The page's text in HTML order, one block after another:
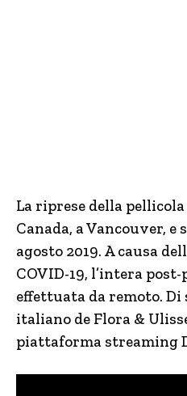
La riprese della
Canada, a Vancouver, e
agosto 2019. A causa
COVID-19, l’intera
effettuata da remoto.
italiano de Flora &
piattaforma streaming